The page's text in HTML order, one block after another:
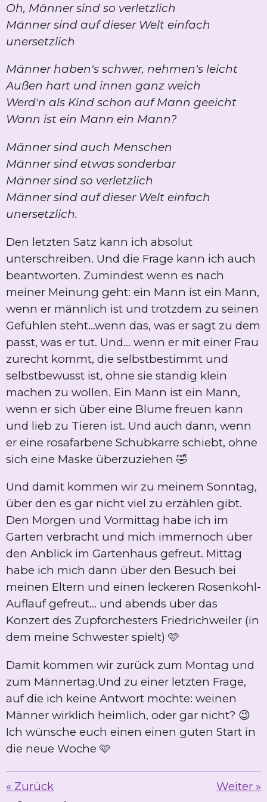
Oh, Männer sind so verletzlich
Männer sind auf dieser Welt einfach
unersetzlich
Männer haben's schwer, nehmen's leicht
Außen hart und innen ganz weich
Werd'n als Kind schon auf Mann geeicht
Wann ist ein Mann ein Mann?
Männer sind auch Menschen
Männer sind etwas sonderbar
Männer sind so verletzlich
Männer sind auf dieser Welt einfach
unersetzlich.
Den letzten Satz kann ich absolut
unterschreiben. Und die Frage kann ich auch
beantworten. Zumindest wenn es nach
meiner Meinung geht: ein Mann ist ein Mann,
wenn er männlich ist und trotzdem zu seinen
Gefühlen steht...wenn das, was er sagt zu dem
passt, was er tut. Und... wenn er mit einer Frau
zurecht kommt, die selbstbestimmt und
selbstbewusst ist, ohne sie ständig klein
machen zu wollen. Ein Mann ist ein Mann,
wenn er sich über eine Blume freuen kann
und lieb zu Tieren ist. Und auch dann, wenn
er eine rosafarbene Schubkarre schiebt, ohne
sich eine Maske überzuziehen 🤣
Und damit kommen wir zu meinem Sonntag,
über den es gar nicht viel zu erzählen gibt.
Den Morgen und Vormittag habe ich im
Garten verbracht und mich immernoch über
den Anblick im Gartenhaus gefreut. Mittag
habe ich mich dann über den Besuch bei
meinen Eltern und einen leckeren Rosenkohl-
Auflauf gefreut... und abends über das
Konzert des Zupforchesters Friedrichweiler (in
dem meine Schwester spielt) 🩷
Damit kommen wir zurück zum Montag und
zum Männertag.Und zu einer letzten Frage,
auf die ich keine Antwort möchte: weinen
Männer wirklich heimlich, oder gar nicht? 😉
Ich wünsche euch einen einen guten Start in
die neue Woche 🩷
« Zurück Weiter »